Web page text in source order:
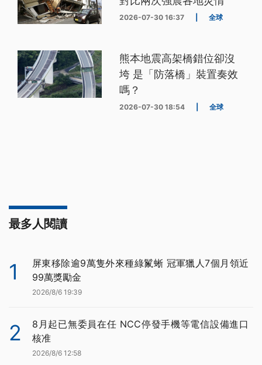
2026-07-30 16:37 全球
熊本地震高架橋錯位卻沒
垮 是「防落橋」裝置奏效
嗎？
2026-07-30 18:54 全球
最多人閱讀
1
屏東移除逾9萬隻外來種綠鬣蜥 冠軍獵人7個月領近
99萬獎勵金
2026/8/6 19:39
2
8月起已無委員在任 NCC停發手機等電信設備進口
核准
2026/8/6 12:58